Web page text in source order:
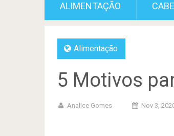
ALIMENTAÇÃO
Alimentação
5 Motivos
Analice Gomes Nov 3,